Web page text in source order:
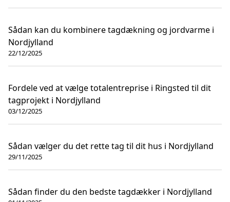
Sådan kan du kombinere tagdækning og jordvarme i
Nordjylland
22/12/2025
Fordele ved at vælge totalentreprise i Ringsted til dit
tagprojekt i Nordjylland
03/12/2025
Sådan vælger du det rette tag til dit hus i Nordjylland
29/11/2025
Sådan finder du den bedste tagdækker i Nordjylland